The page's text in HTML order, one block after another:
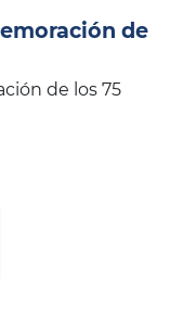
de
de los 75